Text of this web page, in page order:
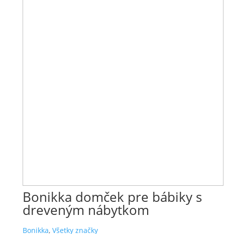
Bonikka domček pre bábiky s
dreveným nábytkom
Bonikka, Všetky značky